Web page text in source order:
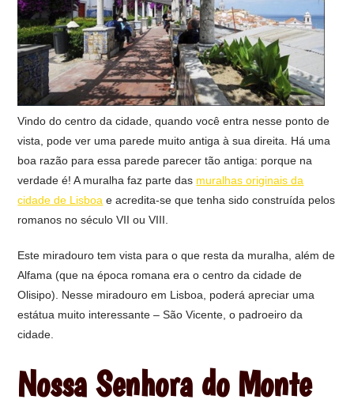
Vindo do centro da cidade, quando você entra nesse ponto de
vista, pode ver uma parede muito antiga à sua direita. Há uma
boa razão para essa parede parecer tão antiga: porque na
verdade é! A muralha faz parte das muralhas originais da
cidade de Lisboa e acredita-se que tenha sido construída pelos
romanos no século VII ou VIII.
Este miradouro tem vista para o que resta da muralha, além de
Alfama (que na época romana era o centro da cidade de
Olisipo). Nesse miradouro em Lisboa, poderá apreciar uma
estátua muito interessante – São Vicente, o padroeiro da
cidade.
Nossa Senhora do Monte